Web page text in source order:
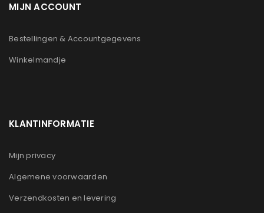
MIJN ACCOUNT
Bestellingen & Accountgegevens
Winkelmandje
KLANTINFORMATIE
Mijn privacy
Algemene voorwaarden
Verzendkosten en levering